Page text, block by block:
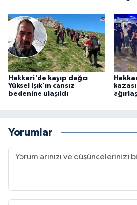
Hakkari'de kayıp dağcı
Yüksel Işık'ın cansız
bedenine ulaşıldı
Yorumlar